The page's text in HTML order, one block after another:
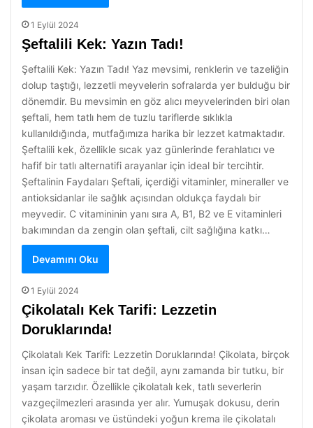
1 Eylül 2024
Şeftalili Kek: Yazın Tadı!
Şeftalili Kek: Yazın Tadı! Yaz mevsimi, renklerin ve tazeliğin
dolup taştığı, lezzetli meyvelerin sofralarda yer bulduğu bir
dönemdir. Bu mevsimin en göz alıcı meyvelerinden biri olan
şeftali, hem tatlı hem de tuzlu tariflerde sıklıkla
kullanıldığında, mutfağımıza harika bir lezzet katmaktadır.
Şeftalili kek, özellikle sıcak yaz günlerinde ferahlatıcı ve
hafif bir tatlı alternatifi arayanlar için ideal bir tercihtir.
Şeftalinin Faydaları Şeftali, içerdiği vitaminler, mineraller ve
antioksidanlar ile sağlık açısından oldukça faydalı bir
meyvedir. C vitamininin yanı sıra A, B1, B2 ve E vitaminleri
bakımından da zengin olan şeftali, cilt sağlığına katkı…
Devamını Oku
1 Eylül 2024
Çikolatalı Kek Tarifi: Lezzetin
Doruklarında!
Çikolatalı Kek Tarifi: Lezzetin Doruklarında! Çikolata, birçok
insan için sadece bir tat değil, aynı zamanda bir tutku, bir
yaşam tarzıdır. Özellikle çikolatalı kek, tatlı severlerin
vazgeçilmezleri arasında yer alır. Yumuşak dokusu, derin
çikolata aroması ve üstündeki yoğun krema ile çikolatalı